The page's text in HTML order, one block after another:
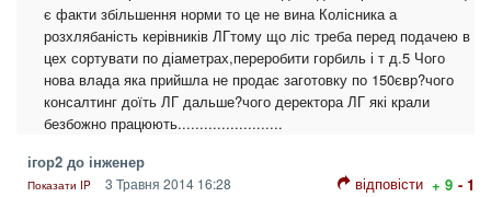
є факти збільшення норми то це не вина Колісника а
розхлябаність керівників ЛГтому що ліс треба перед подачею в
цех сортувати по діаметрах,переробити горбиль і т д.5 Чого
нова влада яка прийшла не продає заготовку по 150євр?чого
консалтинг доїть ЛГ дальше?чого деректора ЛГ які крали
безбожно працюють........................
ігор2 до інженер
Показати IP 3 Травня 2014 16:28 відповісти + 9 - 1